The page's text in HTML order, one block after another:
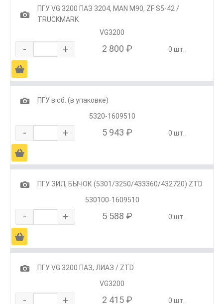
1
ПГУ VG 3200 ПАЗ 3204, MAN M90, ZF S5-42 /
TRUCKMARK
VG3200
- + 2 800 ₽ 0 шт.
Ä
1
ПГУ в сб. (в упаковке)
5320-1609510
- + 5 943 ₽ 0 шт.
Ä
1
ПГУ ЗИЛ, БЫЧОК (5301/3250/433360/432720) ZTD
530100-1609510
- + 5 588 ₽ 0 шт.
Ä
1
ПГУ VG 3200 ПАЗ, ЛИАЗ / ZTD
VG3200
- + 2 415 ₽ 0 шт.